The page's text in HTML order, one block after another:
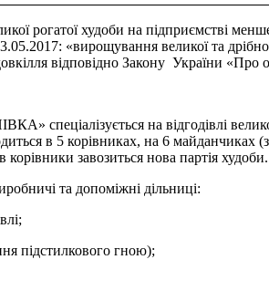
рогатої худоби на підприємстві
«вирощування великої та
відповідно Закону України «Про
спеціалізується на відгодівлі
в 5 корівниках, на 6 майданчиках
корівники завозиться нова партія
та допоміжні дільниці:
підстилкового гною);